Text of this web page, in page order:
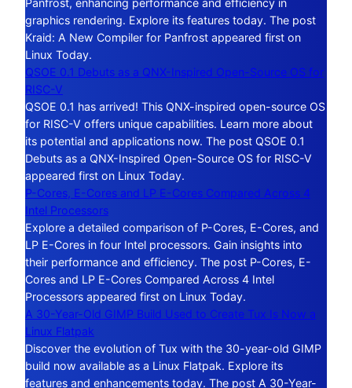
graphics rendering. Explore its features today. The post
Kraid: A New Compiler for Panfrost appeared first on
Linux Today.
QSOE 0.1 Debuts as a QNX-Inspired Open-Source OS for
RISC-V
QSOE 0.1 has arrived! This QNX-inspired open-source OS
for RISC-V offers unique capabilities. Learn more about
its potential and applications now. The post QSOE 0.1
Debuts as a QNX-Inspired Open-Source OS for RISC-V
appeared first on Linux Today.
P-Cores, E-Cores and LP E-Cores Compared Across 4
Intel Processors
Explore a detailed comparison of P-Cores, E-Cores, and
LP E-Cores in four Intel processors. Gain insights into
their performance and efficiency. The post P-Cores, E-
Cores and LP E-Cores Compared Across 4 Intel
Processors appeared first on Linux Today.
A 30-Year-Old GIMP Build Used to Create Tux Is Now a
Linux Flatpak
Discover the evolution of Tux with the 30-year-old GIMP
build now available as a Linux Flatpak. Explore its
features and enhancements today. The post A 30-Year-